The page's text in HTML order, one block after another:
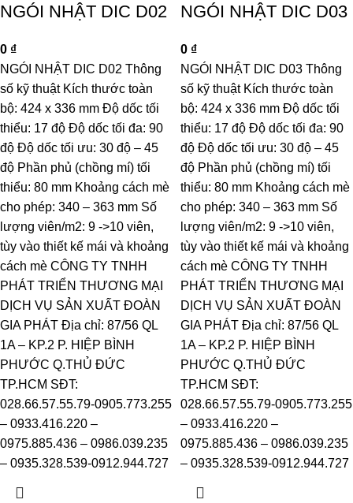
NGÓI NHẬT DIC D02
0 ₫
NGÓI NHẬT DIC D02 Thông
số kỹ thuật Kích thước toàn
bộ: 424 x 336 mm Độ dốc tối
thiểu: 17 độ Độ dốc tối đa: 90
độ Độ dốc tối ưu: 30 độ – 45
độ Phần phủ (chồng mí) tối
thiểu: 80 mm Khoảng cách mè
cho phép: 340 – 363 mm Số
lượng viên/m2: 9 ->10 viên,
tùy vào thiết kế mái và khoảng
cách mè CÔNG TY TNHH
PHÁT TRIỂN THƯƠNG MẠI
DỊCH VỤ SẢN XUẤT ĐOÀN
GIA PHÁT Địa chỉ: 87/56 QL
1A – KP.2 P. HIỆP BÌNH
PHƯỚC Q.THỦ ĐỨC
TP.HCM SĐT:
028.66.57.55.79-0905.773.255
– 0933.416.220 –
0975.885.436 – 0986.039.235
– 0935.328.539-0912.944.727
NGÓI NHẬT DIC D03
0 ₫
NGÓI NHẬT DIC D03 Thông
số kỹ thuật Kích thước toàn
bộ: 424 x 336 mm Độ dốc tối
thiểu: 17 độ Độ dốc tối đa: 90
độ Độ dốc tối ưu: 30 độ – 45
độ Phần phủ (chồng mí) tối
thiểu: 80 mm Khoảng cách mè
cho phép: 340 – 363 mm Số
lượng viên/m2: 9 ->10 viên,
tùy vào thiết kế mái và khoảng
cách mè CÔNG TY TNHH
PHÁT TRIỂN THƯƠNG MẠI
DỊCH VỤ SẢN XUẤT ĐOÀN
GIA PHÁT Địa chỉ: 87/56 QL
1A – KP.2 P. HIỆP BÌNH
PHƯỚC Q.THỦ ĐỨC
TP.HCM SĐT:
028.66.57.55.79-0905.773.255
– 0933.416.220 –
0975.885.436 – 0986.039.235
– 0935.328.539-0912.944.727